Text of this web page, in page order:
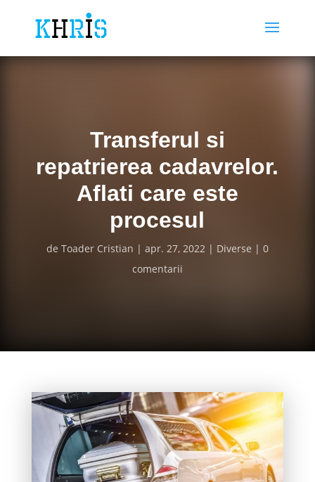
Transferul si
repatrierea cadavrelor.
Aflati care este
procesul
de Toader Cristian apr. 27, 2022 Diverse
0
comentarii